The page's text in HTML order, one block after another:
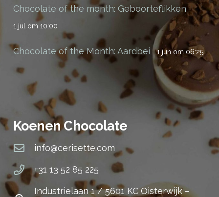
Chocolate of the month: Geboorteflikken
1 jul om 10:00
Chocolate of the Month: Aardbei 1 jun om 06:25
Koenen Chocolate
info@cerisette.com
+31 13 52 85 225
Industrielaan 1 / 5601 KC Oisterwijk –